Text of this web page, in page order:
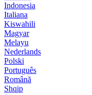
Indonesia
Italiana
Kiswahili
Magyar
Melayu
Nederlands
Polski
Português
Română
Shqip